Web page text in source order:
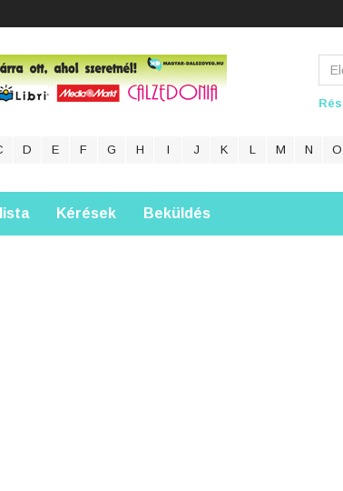
D E F G H I J K L M N O
Kérések Beküldés